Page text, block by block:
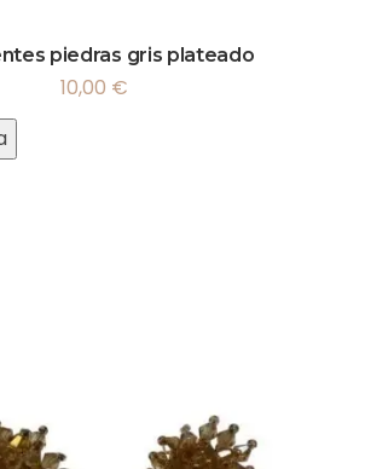
piedras gris plateado
10,00 €